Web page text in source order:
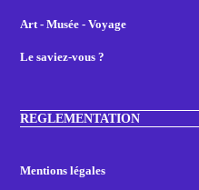
Art - Musée - Voyage
Le saviez-vous ?
REGLEMENTATION
Mentions légales